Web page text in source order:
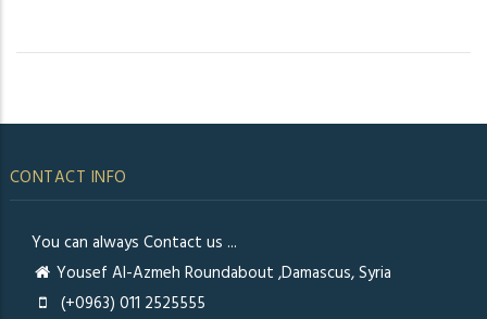
CONTACT INFO
You can always Contact us ...
Yousef Al-Azmeh Roundabout ,Damascus, Syria
(+0963) 011 2525555